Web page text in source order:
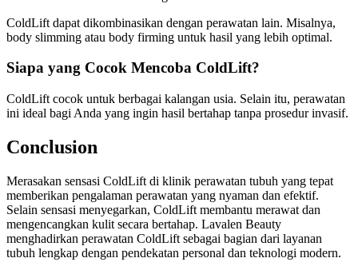
ColdLift dapat dikombinasikan dengan perawatan lain. Misalnya,
body slimming atau body firming untuk hasil yang lebih optimal.
Siapa yang Cocok Mencoba ColdLift?
ColdLift cocok untuk berbagai kalangan usia. Selain itu, perawatan
ini ideal bagi Anda yang ingin hasil bertahap tanpa prosedur invasif.
Conclusion
Merasakan sensasi ColdLift di klinik perawatan tubuh yang tepat
memberikan pengalaman perawatan yang nyaman dan efektif.
Selain sensasi menyegarkan, ColdLift membantu merawat dan
mengencangkan kulit secara bertahap. Lavalen Beauty
menghadirkan perawatan ColdLift sebagai bagian dari layanan
tubuh lengkap dengan pendekatan personal dan teknologi modern.